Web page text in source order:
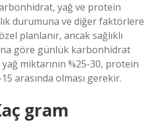
yağ ve protein
durumuna ve diğer faktörlere
planlanır, ancak sağlıklı
göre günlük karbonhidrat
yağ miktarının %25-30, protein
arasında olması gerekir.
gram